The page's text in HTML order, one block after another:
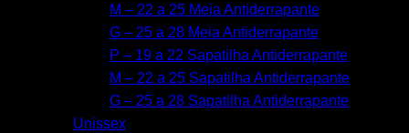
M – 22 a 25 Meia Antiderrapante
G – 25 a 28 Meia Antiderrapante
P – 19 a 22 Sapatilha Antiderrapante
M – 22 a 25 Sapatilha Antiderrapante
G – 25 a 28 Sapatilha Antiderrapante
Unissex